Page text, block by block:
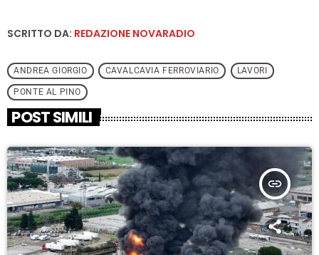
SCRITTO DA: REDAZIONE NOVARADIO
ANDREA GIORGIO CAVALCAVIA FERROVIARIO LAVORI
PONTE AL PINO
POST SIMILI
insert_link